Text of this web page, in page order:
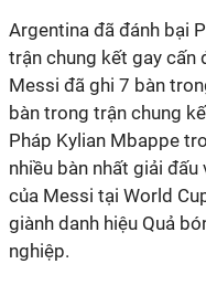
Argentina đã đánh bại
trận chung kết gay cấn
Messi đã ghi 7 bàn
bàn trong trận chung
Pháp Kylian Mbappe
nhiều bàn nhất giải
của Messi tại World
giành danh hiệu Quả
nghiệp.